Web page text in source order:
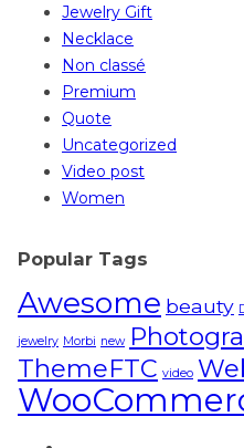
Jewelry Gift
Necklace
Non classé
Premium
Quote
Uncategorized
Video post
Women
Popular Tags
Awesome beauty
jewelry Morbi new
ThemeFTC video